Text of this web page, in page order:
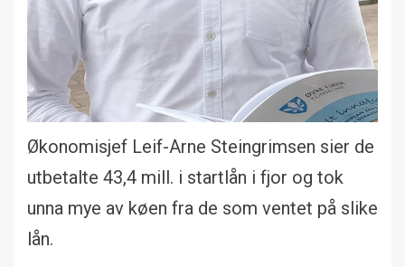
Økonomisjef Leif-Arne Steingrimsen sier de
utbetalte 43,4 mill. i startlån i fjor og tok
unna mye av køen fra de som ventet på slike
lån.